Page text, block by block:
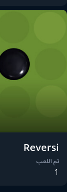
Reversi
تم اللعب
1